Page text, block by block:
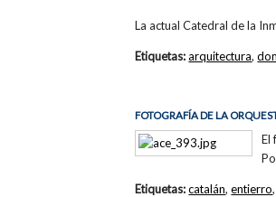
La actual Catedral de la
Etiquetas:arquitectura,
FOTOGRAFÍA DE LA
El
Etiquetas:catalán,entierro